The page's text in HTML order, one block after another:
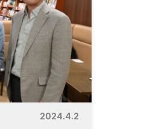
2024.4.2